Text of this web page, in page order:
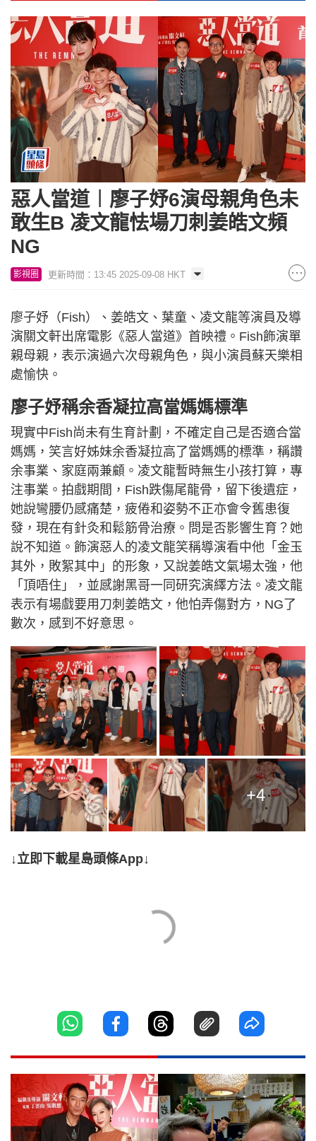
惡人當道︱廖子妤6演母親角色未
敢生B 凌文龍怯場刀刺姜皓文頻
NG
影視圈 更新時間：13:45 2025-09-08 HKT
廖子妤（Fish）、姜皓文、葉童、凌文龍等演員及導
演關文軒出席電影《惡人當道》首映禮。Fish飾演單
親母親，表示演過六次母親角色，與小演員蘇天樂相
處愉快。
廖子妤稱余香凝拉高當媽媽標準
現實中Fish尚未有生育計劃，不確定自己是否適合當
媽媽，笑言好姊妹余香凝拉高了當媽媽的標準，稱讚
余事業、家庭兩兼顧。凌文龍暫時無生小孩打算，專
注事業。拍戲期間，Fish跌傷尾龍骨，留下後遺症，
她說彎腰仍感痛楚，疲倦和姿勢不正亦會令舊患復
發，現在有針灸和鬆筋骨治療。問是否影響生育？她
說不知道。飾演惡人的凌文龍笑稱導演看中他「金玉
其外，敗絮其中」的形象，又說姜皓文氣場太強，他
「頂唔住」，並感謝黑哥一同研究演繹方法。凌文龍
表示有場戲要用刀刺姜皓文，他怕弄傷對方，NG了
數次，感到不好意思。
+4
↓立即下載星島頭條App↓